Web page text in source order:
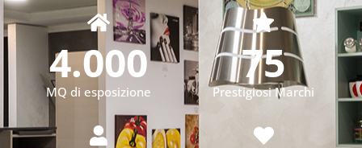
MQ di esposizione
4.000
Prestigiosi Marchi
75